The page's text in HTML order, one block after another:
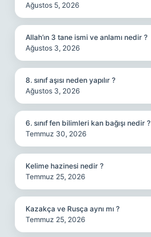
Ağustos 5, 2026
Allah’ın 3 tane ismi ve anlamı nedir ?
Ağustos 3, 2026
8. sınıf aşısı neden yapılır ?
Ağustos 3, 2026
6. sınıf fen bilimleri kan bağışı nedir ?
Temmuz 30, 2026
Kelime hazinesi nedir ?
Temmuz 25, 2026
Kazakça ve Rusça aynı mı ?
Temmuz 25, 2026